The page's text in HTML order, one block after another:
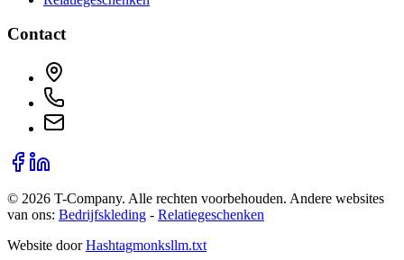
Contact
© 2026 T-Company. Alle rechten voorbehouden. Andere websites
van ons: Bedrijfskleding - Relatiegeschenken
Website door Hashtagmonksllm.txt